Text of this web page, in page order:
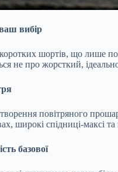
вибір
шортів, що лише
не про жорсткий,
повітряного
широкі спідниці-максі та
базової